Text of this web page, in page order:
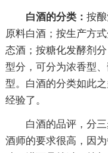
白酒的分类： 按
原料白酒；按生产方
态酒；按糖化发酵剂
型分，可分为浓香型
型。白酒的分类如此
经验了。
白酒的品评，分
酒师的要求很高，因